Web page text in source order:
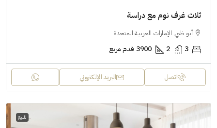
ثلاث غرف نوم مع دراسة
أبو ظبي, الإمارات العربية المتحدة
3
2
3900 قدم مربع
اتصل البريد الإلكتروني
للبيع